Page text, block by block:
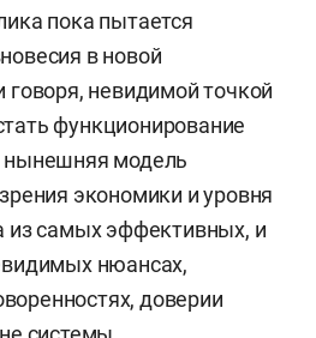
пока пытается
в новой
говоря, невидимой точкой
функционирование
нынешняя модель
экономики и уровня
из самых эффективных, и
нюансах,
доверии